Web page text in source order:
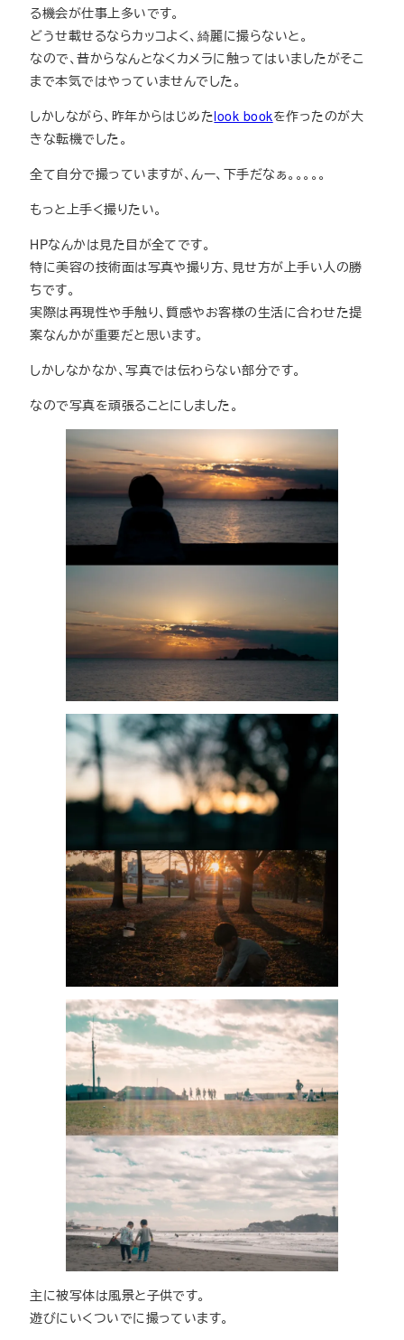
る機会が仕事上多いです。
どうせ載せるならカッコよく、綺麗に撮らないと。
なので、昔からなんとなくカメラに触ってはいましたがそこ
まで本気ではやっていませんでした。
しかしながら、昨年からはじめたlook bookを作ったのが大
きな転機でした。
全て自分で撮っていますが、んー、下手だなぁ。。。。。
もっと上手く撮りたい。
HPなんかは見た目が全てです。
特に美容の技術面は写真や撮り方、見せ方が上手い人の勝
ちです。
実際は再現性や手触り、質感やお客様の生活に合わせた提
案なんかが重要だと思います。
しかしなかなか、写真では伝わらない部分です。
なので写真を頑張ることにしました。
主に被写体は風景と子供です。
遊びにいくついでに撮っています。